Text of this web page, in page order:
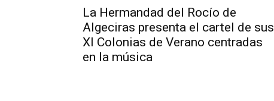
La Hermandad del Rocío de
Algeciras presenta el cartel de sus
XI Colonias de Verano centradas
en la música